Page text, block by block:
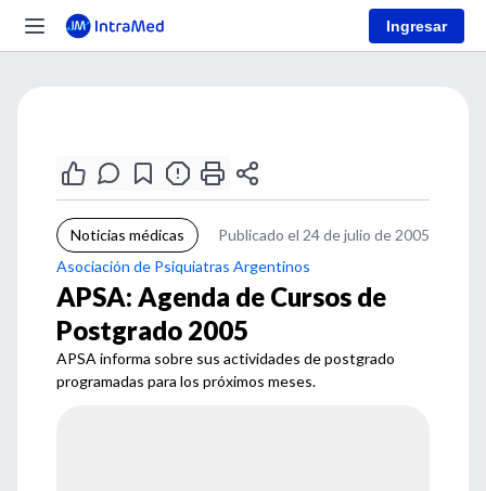
Ingresar
Noticias médicas
Publicado el 24 de julio de 2005
Asociación de Psiquiatras Argentinos
APSA: Agenda de Cursos de
Postgrado 2005
APSA informa sobre sus actividades de postgrado
programadas para los próximos meses.